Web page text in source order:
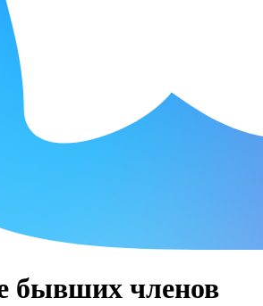
бывших членов